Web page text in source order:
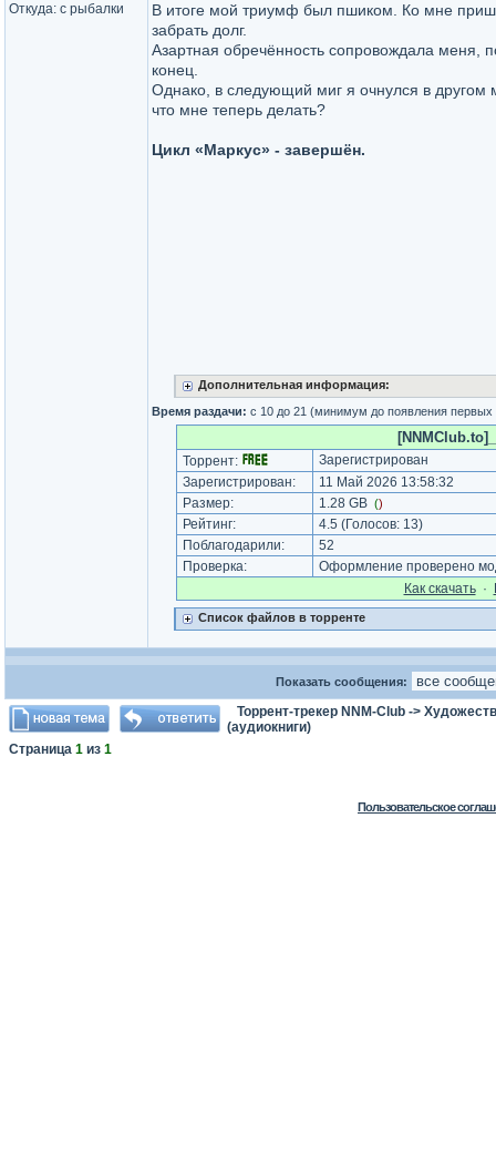
Откуда: с рыбалки
В итоге мой триумф был пшиком. Ко мне
забрать долг.
Азартная обречённость сопровождала меня,
конец.
Однако, в следующий миг я очнулся в другом
что мне теперь делать?
Цикл «Маркус» - завершён.
Дополнительная информация:
Время раздачи: с 10 до 21 (минимум до появления
Торрент:
Зарегистрирован
Зарегистрирован:
11 Май 2026 13:58:32
Размер:
1.28 GB ()
Рейтинг: 4.5 (Голосов: 13)
Поблагодарили:
52
Проверка:
Оформление проверено
Как cкачать·
Список файлов в торренте
Показать сообщения:
Торрент-трекер NNM-Club ->
(аудиокниги)
Страница 1 из 1
Пользовательское